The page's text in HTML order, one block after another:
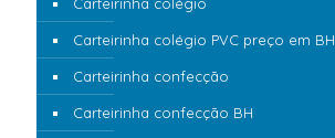
Carteirinha colégio PVC preço em BH
Carteirinha confecção
Carteirinha confecção BH